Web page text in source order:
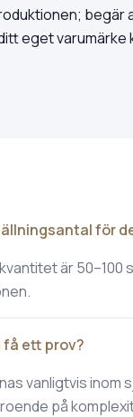
begär
eget varumärke
för
är 50–100
få ett prov?
vanligtvis inom
på